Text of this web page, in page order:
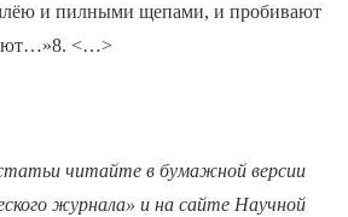
и пилными щепами, и пробивают
<…>
читайте в бумажной версии
журнала» и на сайте Научной